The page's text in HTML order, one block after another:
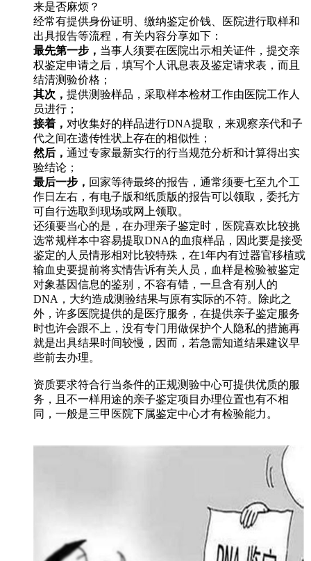
来是否麻烦？
经常有提供身份证明、缴纳鉴定价钱、医院进行取样和
出具报告等流程，有关内容分享如下：
最先第一步， 当事人须要在医院出示相关证件，提交亲
权鉴定申请之后，填写个人讯息表及鉴定请求表，而且
结清测验价格；
其次， 提供测验样品，采取样本检材工作由医院工作人
员进行；
接着， 对收集好的样品进行DNA提取，来观察亲代和子
代之间在遗传性状上存在的相似性；
然后， 通过专家最新实行的行当规范分析和计算得出实
验结论；
最后一步， 回家等待最终的报告，通常须要七至九个工
作日左右，有电子版和纸质版的报告可以领取，委托方
可自行选取到现场或网上领取。
还须要当心的是，在办理亲子鉴定时，医院喜欢比较挑
选常规样本中容易提取DNA的血痕样品，因此要是接受
鉴定的人员情形相对比较特殊，在1年内有过器官移植或
输血史要提前将实情告诉有关人员，血样是检验被鉴定
对象基因信息的鉴别，不容有错，一旦含有别人的
DNA，大约造成测验结果与原有实际的不符。除此之
外，许多医院提供的是医疗服务，在提供亲子鉴定服务
时也许会跟不上，没有专门用做保护个人隐私的措施再
就是出具结果时间较慢，因而，若急需知道结果建议早
些前去办理。
资质要求符合行当条件的正规测验中心可提供优质的服
务，且不一样用途的亲子鉴定项目办理位置也有不相
同，一般是三甲医院下属鉴定中心才有检验能力。